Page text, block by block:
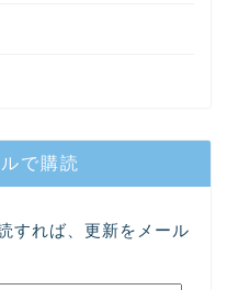
で購読
すれば、更新をメール